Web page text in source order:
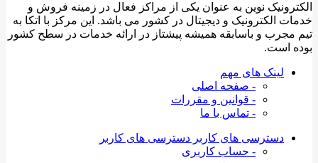
الکترونیک نوین به عنوان یکی از مراکز فعال در زمینه فروش و
خدمات الکترونیک و دیجیتال در کشور می باشد. این مرکز با اتکا به
تیم مجرب و باسابقه همیشه پیشتاز در ارائه خدمات در سطح کشور
بوده است.
لینک های مهم
- صفحه اصلی
- قوانین و مقررات
- تماس با ما
دسترسی های کاربر دسترسی های کاربر
- حساب کاربری